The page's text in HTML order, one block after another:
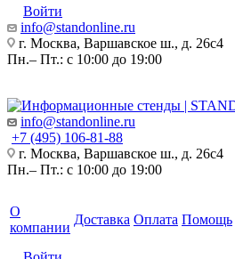
Войти
info@standonline.ru
г. Москва, Варшавское ш., д. 26с4
Пн.– Пт.: с 10:00 до 19:00
info@standonline.ru
+7 (495) 106-81-88
г. Москва, Варшавское ш., д. 26с4
Пн.– Пт.: с 10:00 до 19:00
О
компании
Доставка Оплата Помощь